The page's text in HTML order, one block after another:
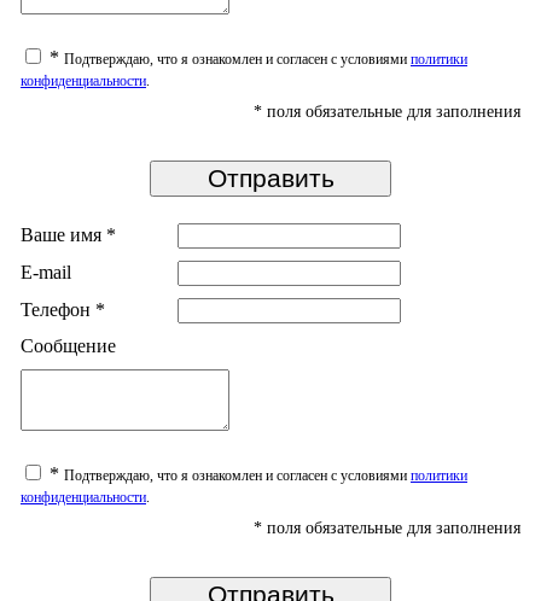
* Подтверждаю, что я ознакомлен и согласен с условиями политики
конфиденциальности.
* поля обязательные для заполнения
Ваше имя *
E-mail
Телефон *
Сообщение
* Подтверждаю, что я ознакомлен и согласен с условиями политики
конфиденциальности.
* поля обязательные для заполнения